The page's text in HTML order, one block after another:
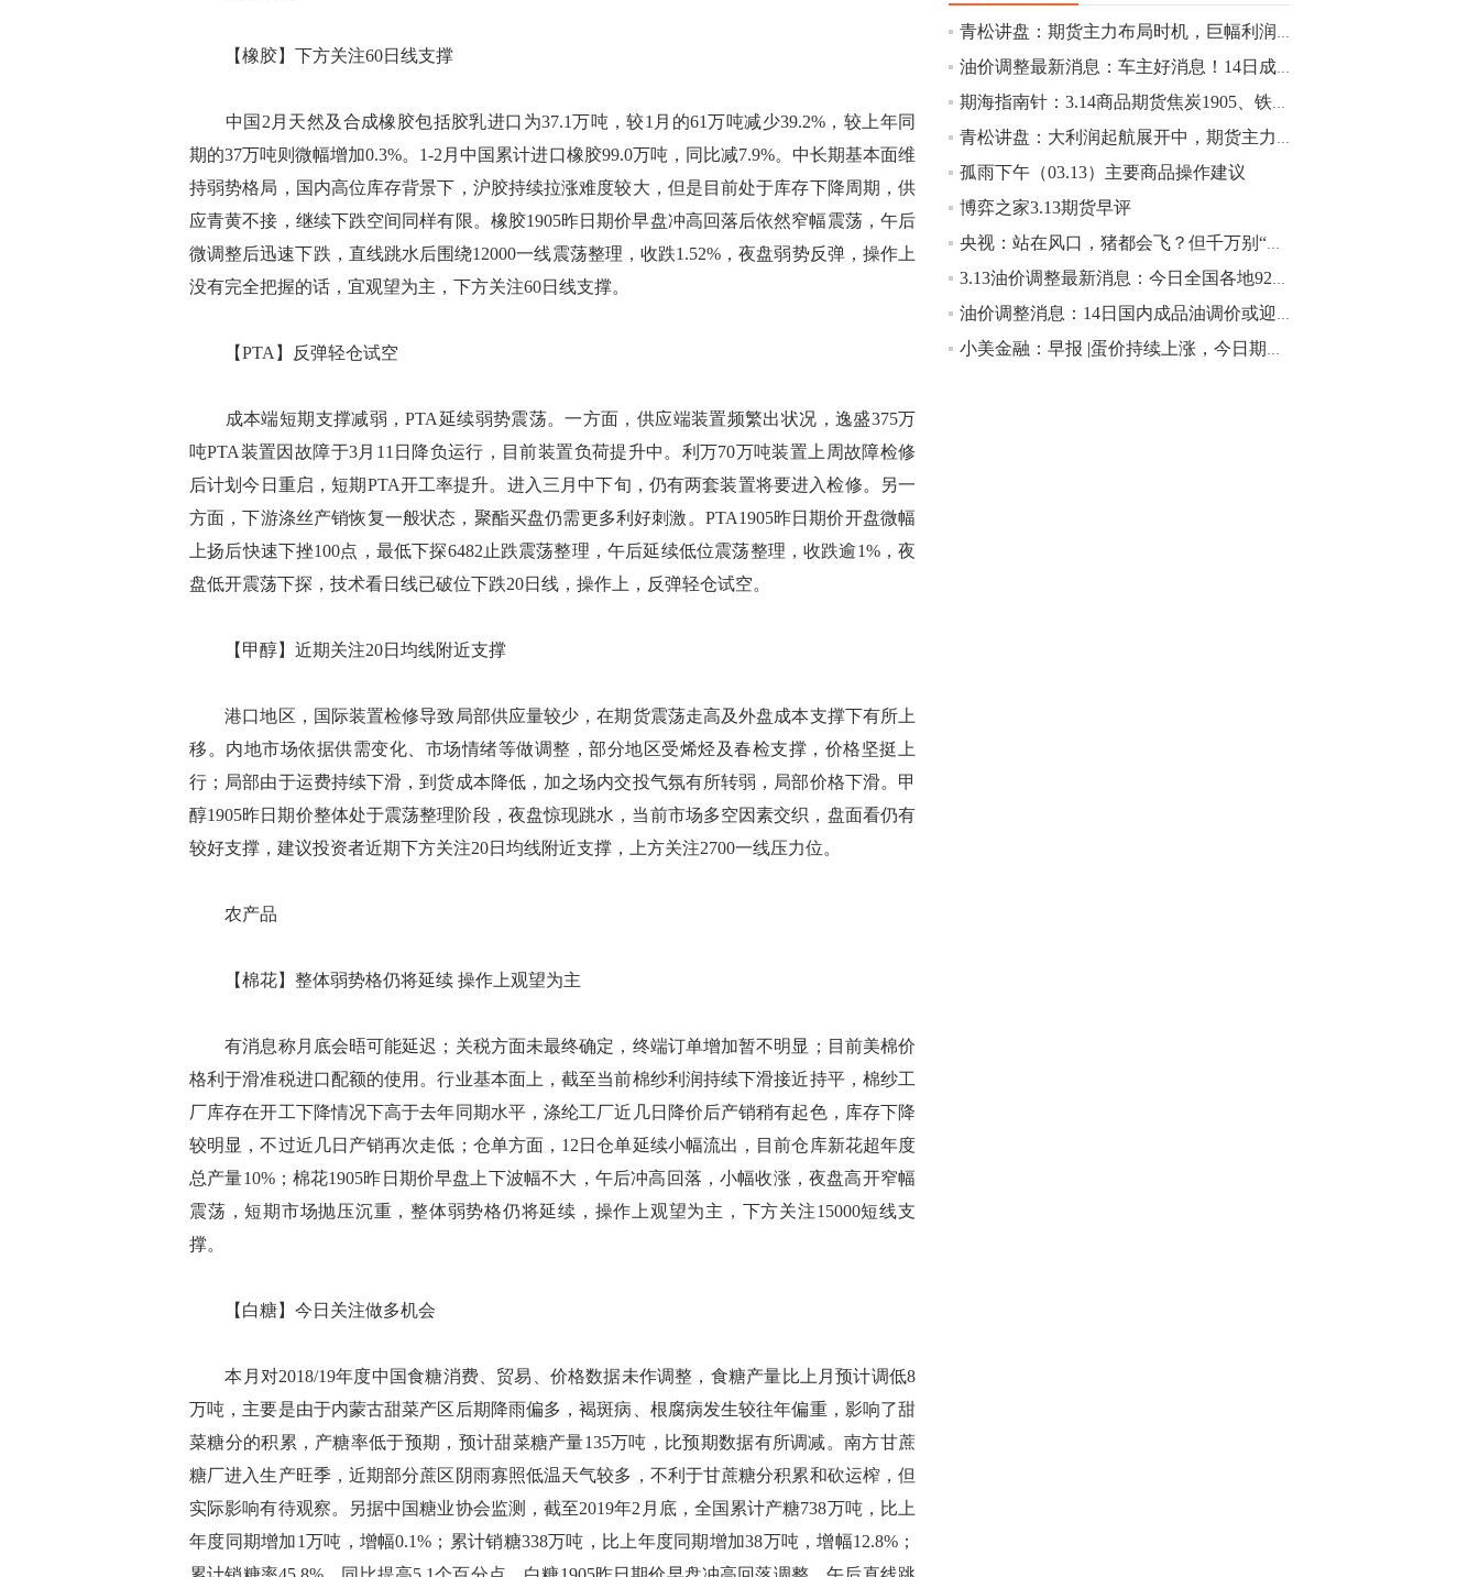
【橡胶】下方关注60日线支撑
中国2月天然及合成橡胶包括胶乳进口为37.1万吨，较1月的61万吨减少39.2%，较上年同
期的37万吨则微幅增加0.3%。1-2月中国累计进口橡胶99.0万吨，同比减7.9%。中长期基本面维
持弱势格局，国内高位库存背景下，沪胶持续拉涨难度较大，但是目前处于库存下降周期，供
应青黄不接，继续下跌空间同样有限。橡胶1905昨日期价早盘冲高回落后依然窄幅震荡，午后
微调整后迅速下跌，直线跳水后围绕12000一线震荡整理，收跌1.52%，夜盘弱势反弹，操作上
没有完全把握的话，宜观望为主，下方关注60日线支撑。
【PTA】反弹轻仓试空
成本端短期支撑减弱，PTA延续弱势震荡。一方面，供应端装置频繁出状况，逸盛375万
吨PTA装置因故障于3月11日降负运行，目前装置负荷提升中。利万70万吨装置上周故障检修
后计划今日重启，短期PTA开工率提升。进入三月中下旬，仍有两套装置将要进入检修。另一
方面，下游涤丝产销恢复一般状态，聚酯买盘仍需更多利好刺激。PTA1905昨日期价开盘微幅
上扬后快速下挫100点，最低下探6482止跌震荡整理，午后延续低位震荡整理，收跌逾1%，夜
盘低开震荡下探，技术看日线已破位下跌20日线，操作上，反弹轻仓试空。
【甲醇】近期关注20日均线附近支撑
港口地区，国际装置检修导致局部供应量较少，在期货震荡走高及外盘成本支撑下有所上
移。内地市场依据供需变化、市场情绪等做调整，部分地区受烯烃及春检支撑，价格坚挺上
行；局部由于运费持续下滑，到货成本降低，加之场内交投气氛有所转弱，局部价格下滑。甲
醇1905昨日期价整体处于震荡整理阶段，夜盘惊现跳水，当前市场多空因素交织，盘面看仍有
较好支撑，建议投资者近期下方关注20日均线附近支撑，上方关注2700一线压力位。
农产品
【棉花】整体弱势格仍将延续 操作上观望为主
有消息称月底会晤可能延迟；关税方面未最终确定，终端订单增加暂不明显；目前美棉价
格利于滑准税进口配额的使用。行业基本面上，截至当前棉纱利润持续下滑接近持平，棉纱工
厂库存在开工下降情况下高于去年同期水平，涤纶工厂近几日降价后产销稍有起色，库存下降
较明显，不过近几日产销再次走低；仓单方面，12日仓单延续小幅流出，目前仓库新花超年度
总产量10%；棉花1905昨日期价早盘上下波幅不大，午后冲高回落，小幅收涨，夜盘高开窄幅
震荡，短期市场抛压沉重，整体弱势格仍将延续，操作上观望为主，下方关注15000短线支
撑。
【白糖】今日关注做多机会
本月对2018/19年度中国食糖消费、贸易、价格数据未作调整，食糖产量比上月预计调低8
万吨，主要是由于内蒙古甜菜产区后期降雨偏多，褐斑病、根腐病发生较往年偏重，影响了甜
菜糖分的积累，产糖率低于预期，预计甜菜糖产量135万吨，比预期数据有所调减。南方甘蔗
糖厂进入生产旺季，近期部分蔗区阴雨寡照低温天气较多，不利于甘蔗糖分积累和砍运榨，但
实际影响有待观察。另据中国糖业协会监测，截至2019年2月底，全国累计产糖738万吨，比上
年度同期增加1万吨，增幅0.1%；累计销糖338万吨，比上年度同期增加38万吨，增幅12.8%；
10:43
【行情】芝加哥11月大豆期货跌0.4%，12
月玉米期货跌1%。
10:43
【行情】油脂油料期货表现抢眼，豆二期
2.5%，棕榈油涨近2%，菜粕涨1.54%。
10:17
【研报精选】国内期货机构对8月5日的原
油期货走势预测
青松讲盘：期货主力布局时机，巨幅利润逐渐跟进
油价调整最新消息：车主好消息！14日成品油价有望搁浅！
期海指南针：3.14商品期货焦炭1905、铁矿石1905操作建议
青松讲盘：大利润起航展开中，期货主力大战来袭
孤雨下午（03.13）主要商品操作建议
博弈之家3.13期货早评
央视：站在风口，猪都会飞？但千万别“吹”...
3.13油价调整最新消息：今日全国各地92号汽油价格查询一览
油价调整消息：14日国内成品油调价或迎年内首次搁浅
小美金融：早报 |蛋价持续上涨，今日期市影响几何